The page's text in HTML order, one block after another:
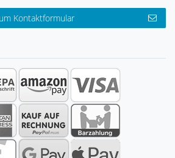
Kontaktformular